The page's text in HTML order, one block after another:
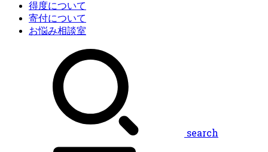
得度について
寄付について
お悩み相談室
search